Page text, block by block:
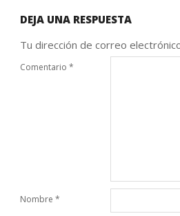
DEJA UNA RESPUESTA
Tu dirección de correo
Comentario *
Nombre *